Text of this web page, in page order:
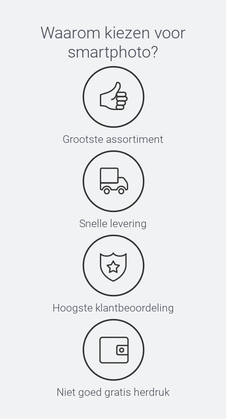
Waarom kiezen voor
smartphoto?
Grootste assortiment
Snelle levering
Hoogste klantbeoordeling
Niet goed gratis herdruk